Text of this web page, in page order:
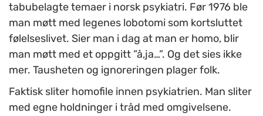
tabubelagte temaer i norsk psykiatri. Før 1976 ble
man møtt med legenes lobotomi som kortsluttet
følelseslivet. Sier man i dag at man er homo, blir
man møtt med et oppgitt ”å,ja…”. Og det sies ikke
mer. Tausheten og ignoreringen plager folk.
Faktisk sliter homofile innen psykiatrien. Man sliter
med egne holdninger i tråd med omgivelsene.